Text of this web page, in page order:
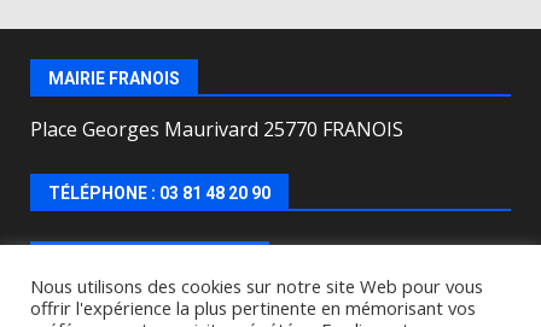
MAIRIE FRANOIS
Place Georges Maurivard 25770 FRANOIS
TÉLÉPHONE : 03 81 48 20 90
Lundi, mercredi, jeudi, vendredi de : 8h00 à 12h00 et
Nous utilisons des cookies sur notre site Web pour vous
offrir l'expérience la plus pertinente en mémorisant vos